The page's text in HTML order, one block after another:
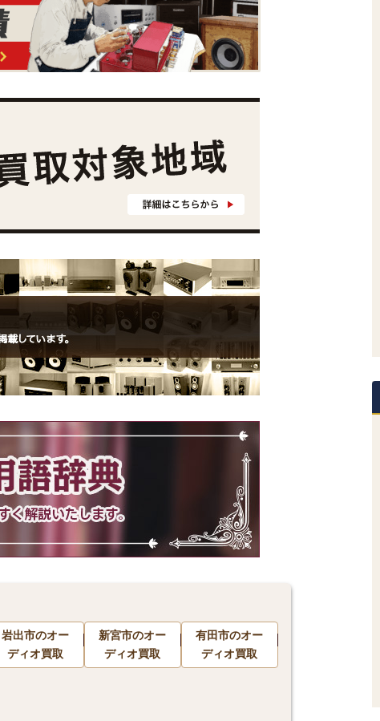
岩出市のオー
ディオ買取
新宮市のオー
ディオ買取
有田市のオー
ディオ買取